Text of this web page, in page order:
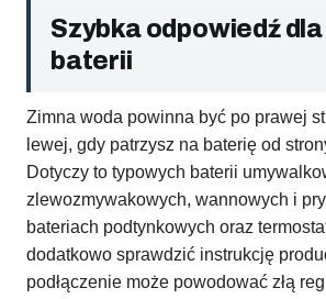
Szybka odpowiedź
baterii
Zimna woda powinna być po prawej
lewej, gdy patrzysz na baterię od
Dotyczy to typowych baterii
zlewozmywakowych, wannowych i
bateriach podtynkowych oraz
dodatkowo sprawdzić instrukcję
podłączenie może powodować złą